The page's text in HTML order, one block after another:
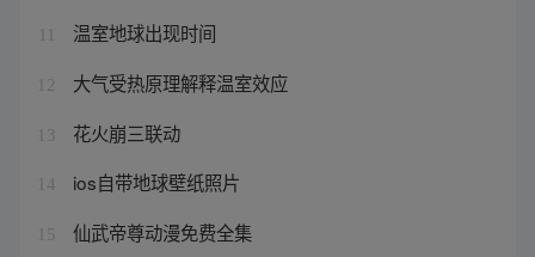
温室地球出现时间
12 大气受热原理解释温室效应
13 花火崩三联动
14 ios自带地球壁纸照片
15 仙武帝尊动漫免费全集